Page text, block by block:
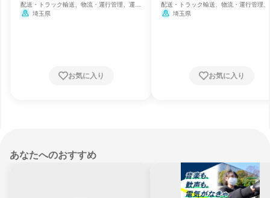
配送・トラック輸送、物流・運行管理、運
輸・交通・物流
埼玉県
お気に入り
配送・トラック輸送、物流・運行管理
輸・交通・物流
埼玉県
お気に入り
あなたへのおすすめ